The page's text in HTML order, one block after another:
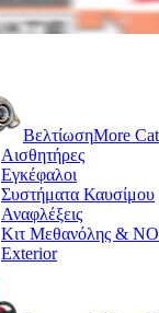
ΒελτίωσηMore
Αισθητήρες
Εγκέφαλοι
Συστήματα Καυσίμου
Αναφλέξεις
Κιτ Μεθανόλης &
Exterior